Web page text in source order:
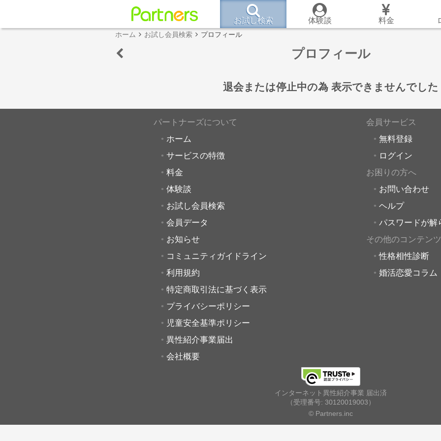
お試し検索 体験談 料金
ホーム お試し会員検索 プロフィール
プロフィール
退会または停止中の為 表示できませんでした
パートナーズについて
ホーム
サービスの特徴
料金
体験談
お試し会員検索
会員データ
お知らせ
コミュニティガイドライン
利用規約
特定商取引法に基づく表示
プライバシーポリシー
児童安全基準ポリシー
異性紹介事業届出
会社概要
会員サービス
無料登録
ログイン
お困りの方へ
お問い合わせ
ヘルプ
パスワードが解
その他のコンテンツ
性格相性診断
婚活恋愛コラム
インターネット異性紹介事業 届出済
（受理番号: 30120019003）
© Partners.inc